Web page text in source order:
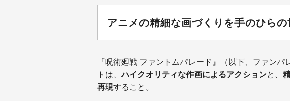
アニメの精細な画づくりを手のひら
『呪術廻戦 ファントムパレード』（以下、ファン
トは、ハイクオリティな作画によるアクションと、
再現すること。